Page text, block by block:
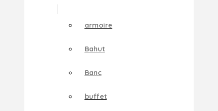
armoire
Bahut
Banc
buffet